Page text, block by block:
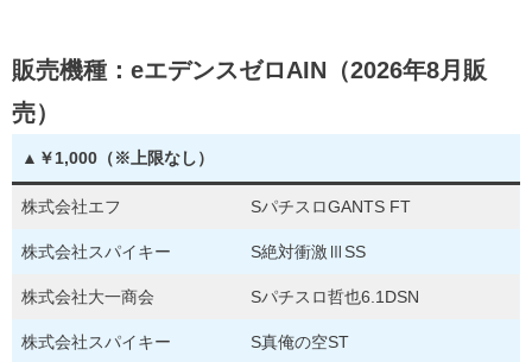
販売機種：eエデンスゼロAIN（2026年8月販
売）
▲￥1,000（※上限なし）
株式会社エフ SパチスロGANTS FT
株式会社スパイキー S絶対衝激ⅢSS
株式会社大一商会 Sパチスロ哲也6.1DSN
株式会社スパイキー S真俺の空ST